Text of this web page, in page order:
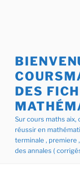
DES
Sur cours maths
réussir en
terminale , premiere
des annales (